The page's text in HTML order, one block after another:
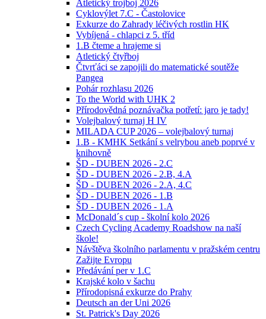
Atletický trojboj 2026
Cyklovýlet 7.C - Častolovice
Exkurze do Zahrady léčivých rostlin HK
Vybíjená - chlapci z 5. tříd
1.B čteme a hrajeme si
Atletický čtyřboj
Čtvrťáci se zapojili do matematické soutěže
Pangea
Pohár rozhlasu 2026
To the World with UHK 2
Přírodovědná poznávačka potřetí: jaro je tady!
Volejbalový turnaj H IV
MILADA CUP 2026 – volejbalový turnaj
1.B - KMHK Setkání s velrybou aneb poprvé v
knihovně
ŠD - DUBEN 2026 - 2.C
ŠD - DUBEN 2026 - 2.B, 4.A
ŠD - DUBEN 2026 - 2.A, 4.C
ŠD - DUBEN 2026 - 1.B
ŠD - DUBEN 2026 - 1.A
McDonald´s cup - školní kolo 2026
Czech Cycling Academy Roadshow na naší
škole!
Návštěva školního parlamentu v pražském centru
Zažijte Evropu
Předávání per v 1.C
Krajské kolo v šachu
Přírodopisná exkurze do Prahy
Deutsch an der Uni 2026
St. Patrick's Day 2026